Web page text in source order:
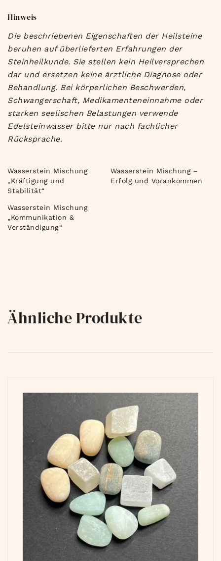
Hinweis
Die beschriebenen Eigenschaften der Heilsteine
beruhen auf überlieferten Erfahrungen der
Steinheilkunde. Sie stellen kein Heilversprechen
dar und ersetzen keine ärztliche Diagnose oder
Behandlung. Bei körperlichen Beschwerden,
Schwangerschaft, Medikamenteneinnahme oder
starken seelischen Belastungen verwende
Edelsteinwasser bitte nur nach fachlicher
Rücksprache.
Wasserstein Mischung
„Kräftigung und
Stabilität“
Wasserstein Mischung –
Erfolg und Vorankommen
Wasserstein Mischung
„Kommunikation &
Verständigung“
Ähnliche Produkte